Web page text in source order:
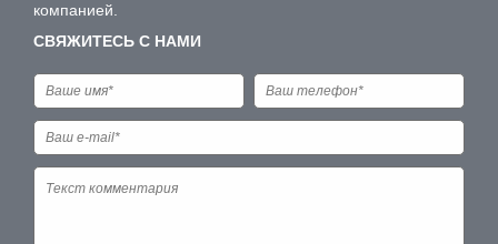
компанией.
СВЯЖИТЕСЬ С НАМИ